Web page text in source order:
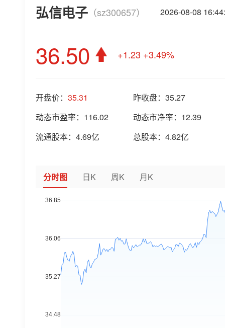
弘信电子 （sz300657） 2026-08-08
36.50 +1.23 +3.49%
开盘价： 35.31 昨收盘： 35.27
动态市盈率： 116.02 动态市净率： 12.39
流通股本： 4.69亿 总股本： 4.82亿
分时图 日K 周K 月K